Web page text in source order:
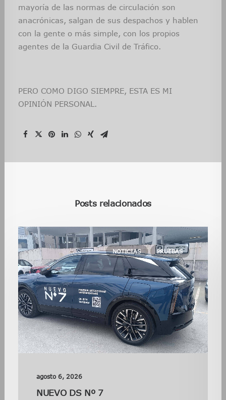
mayoría de las normas de circulación son
anacrónicas, salgan de sus despachos y hablen
con la gente o más simple, con los propios
agentes de la Guardia Civil de Tráfico.
PERO COMO DIGO SIEMPRE, ESTA ES MI
OPINIÓN PERSONAL.
Posts relacionados
NOTICIAS PRUEBAS
agosto 6, 2026
NUEVO DS Nº 7